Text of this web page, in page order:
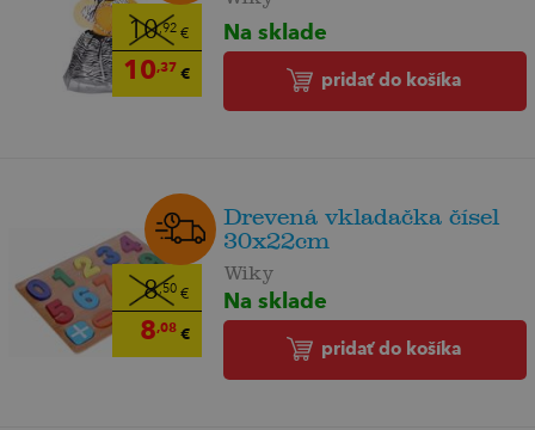
10,92€
10,37 €
Na sklade
pridať do košíka
8,50€
8,08€
Drevená vkladačka čísel
30x22cm
Wiky
Na sklade
pridať do košíka